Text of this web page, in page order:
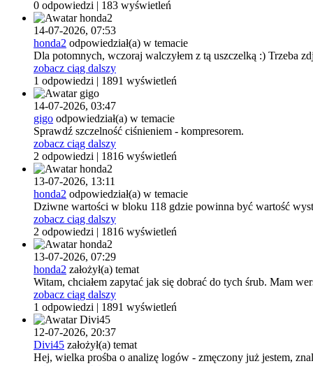
0 odpowiedzi | 183 wyświetleń
14-07-2026, 07:53
honda2 odpowiedział(a) w temacie
Dla potomnych, wczoraj walczyłem z tą uszczelką :) Trzeba
zobacz ciąg dalszy
1 odpowiedzi | 1891 wyświetleń
14-07-2026, 03:47
gigo odpowiedział(a) w temacie
Sprawdź szczelność ciśnieniem - kompresorem.
zobacz ciąg dalszy
2 odpowiedzi | 1816 wyświetleń
13-07-2026, 13:11
honda2 odpowiedział(a) w temacie
Dziwne wartości w bloku 118 gdzie powinna być wartość
zobacz ciąg dalszy
2 odpowiedzi | 1816 wyświetleń
13-07-2026, 07:29
honda2 założył(a) temat
Witam, chciałem zapytać jak się dobrać do tych śrub. Mam
zobacz ciąg dalszy
1 odpowiedzi | 1891 wyświetleń
12-07-2026, 20:37
Divi45 założył(a) temat
Hej, wielka prośba o analizę logów - zmęczony już jestem,